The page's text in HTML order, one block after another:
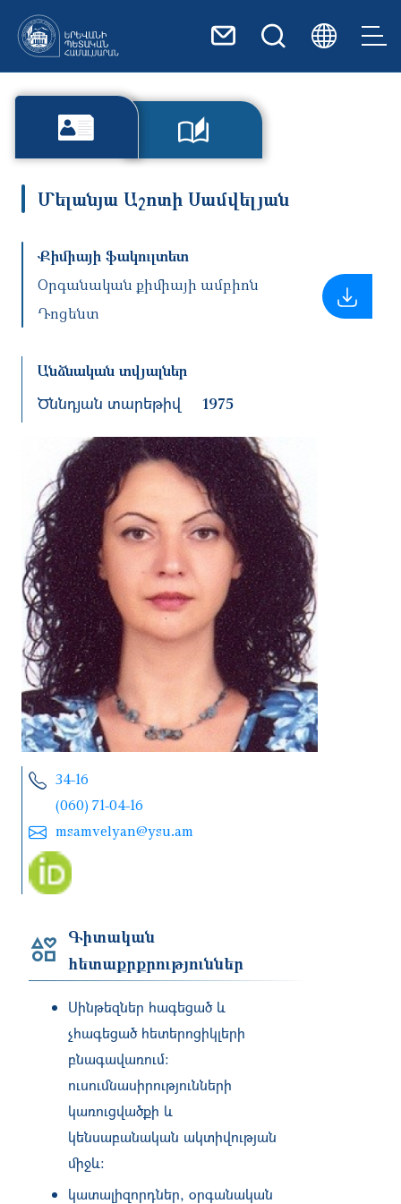
34-16
(060) 71-04-16
msamvelyan@ysu.am
Մելանյա Աշոտի Սամվելյան
Քիմիայի ֆակուլտետ
Օրգանական քիմիայի ամբիոն
Դոցենտ
Անձնական տվյալներ
Ծննդյան տարեթիվ 1975
Գիտական
հետաքրքրություններ
Սինթեզներ հագեցած և
չհագեցած հետերոցիկլերի
բնագավառում։
ուսումնասիրությունների
կառուցվածքի և
կենսաբանական ակտիվության
միջև։
կատալիզորդներ, օրգանական